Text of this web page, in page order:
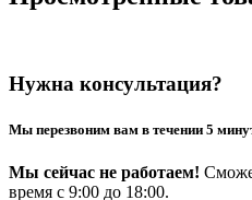
Нужна консультация?
Мы перезвоним вам в течении 5
Мы сейчас не работаем!
время с 9:00 до 18:00.